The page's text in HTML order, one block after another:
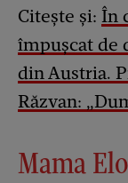
Citește și: În
împușcat de
din Austria.
Răzvan:
Mama